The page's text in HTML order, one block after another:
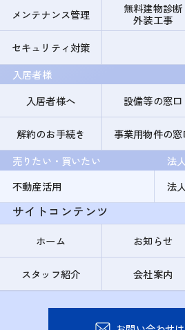
メンテナンス管理
無料建物診断
外装工事
セキュリティ対策
入居者様
入居者様へ
設備等の窓口
解約のお手続き
事業用物件の窓
売りたい・買いたい
不動産活用
法
法
サイトコンテンツ
ホーム お知らせ
スタッフ紹介 会社案内